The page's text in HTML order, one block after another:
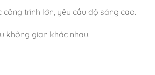
trình lớn, yêu cầu độ sáng cao.
không gian khác nhau.